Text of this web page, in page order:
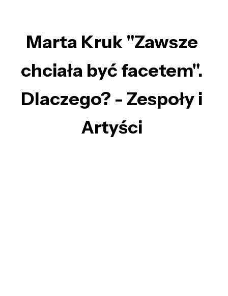
Marta Kruk "Zawsze
chciała być facetem".
Dlaczego? - Zespoły i
Artyści